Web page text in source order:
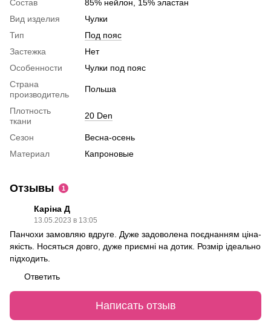
Состав
85% нейлон, 15% эластан
Вид изделия
Чулки
Тип
Под пояс
Застежка
Нет
Особенности
Чулки под пояс
Страна
производитель
Польша
Плотность
ткани
20 Den
Сезон
Весна-осень
Материал
Капроновые
Отзывы 1
Каріна Д
13.05.2023 в 13:05
Панчохи замовляю вдруге. Дуже задоволена поєднанням ціна-
якість. Носяться довго, дуже приємні на дотик. Розмір ідеально
підходить.
Ответить
Написать отзыв